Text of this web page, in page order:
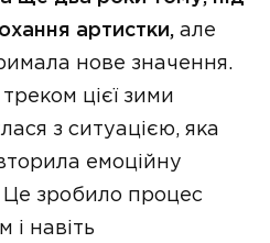
артистки, але
нове значення.
цієї зими
з ситуацією, яка
емоційну
Це зробило процес
і навіть